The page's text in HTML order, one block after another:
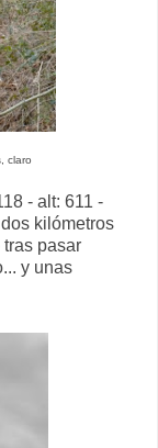
claro
- alt: 611 -
kilómetros
pasar
y unas